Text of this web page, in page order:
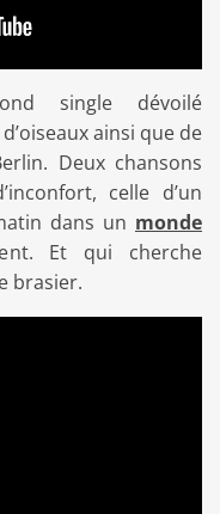
single dévoilé
ainsi que de
Deux chansons
celle d’un
dans un monde
Et qui cherche
brasier.